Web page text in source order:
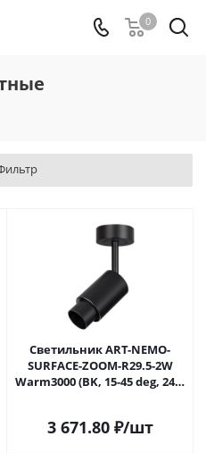
0
Светильник ART-NEMO-
SURFACE-ZOOM-R29.5-2W
Warm3000 (BK, 15-45 deg, 24V)
3 671.80₽/шт